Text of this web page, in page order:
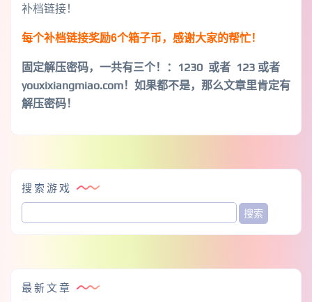
补档链接！
每个补档链接奖励6个箱子币，感谢大家的帮忙！
固定解压密码，一共有三个！
：1230 或者 123 或者
youxixiangmiao.com！如果都不是，那么文章里肯定有
解压密码！
搜索游戏
最新文章